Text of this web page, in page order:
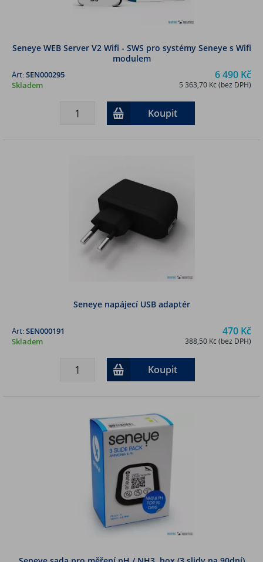
Seneye WEB Server V2 Wifi - SWS pro systémy Seneye s Wifi
modulem
6 490 Kč
5 363,70 Kč (bez DPH)
Art:SEN000295
Skladem
Koupit
Seneye napájecí USB adaptér
470 Kč
388,50 Kč (bez DPH)
Art:SEN000191
Skladem
Koupit